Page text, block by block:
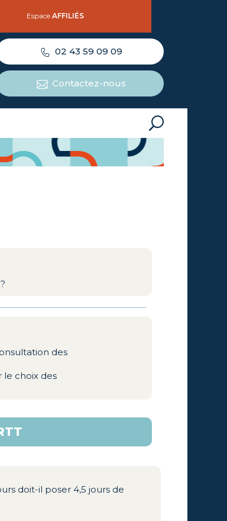
EspaceAFFILIÉS
02 43 59 09 09
Contactez-nous
des
choix des
doit-il poser 4,5 jours de